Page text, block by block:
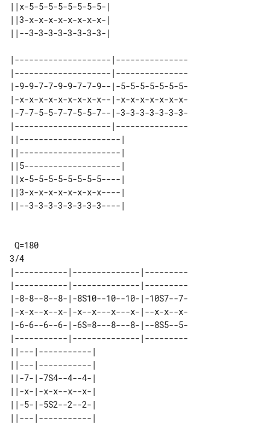
||x-5-5-5-5-5-5-5-5-|
||3-x-x-x-x-x-x-x-x-|
|--------------------|---------------
|--------------------|---------------
|-9-9-7-7-9-9-7-7-9--|-5-5-5-5-5-5-5-
|-x-x-x-x-x-x-x-x-x--|-x-x-x-x-x-x-x-
|-7-7-5-5-7-7-5-5-7--|-3-3-3-3-3-3-3-
|--------------------|---------------
||---------------------|
||---------------------|
||5--------------------|
||x-5-5-5-5-5-5-5-5----|
||3-x-x-x-x-x-x-x-x----|
|-----------|--------------|---------
|-----------|--------------|---------
|-8-8--8--8-|-8S10--10--10-|-10S7--7-
|-x-x--x--x-|-x--x---x---x-|--x-x--x-
|-6-6--6--6-|-6S=8---8---8-|--8S5--5-
|-----------|--------------|---------
||---|-----------|
||---|-----------|
||-7-|-7S4--4--4-|
||-x-|-x-x--x--x-|
||-5-|-5S2--2--2-|